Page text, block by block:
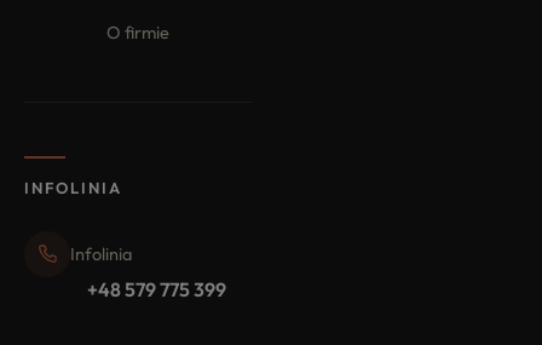
O firmie
INFOLINIA
Infolinia
+48 579 775 399